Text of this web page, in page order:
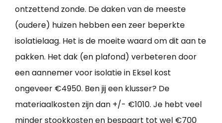
ontzettend zonde. De daken van de meeste
(oudere) huizen hebben een zeer beperkte
isolatielaag. Het is de moeite waard om dit aan te
pakken. Het dak (en plafond) verbeteren door
een aannemer voor isolatie in Eksel kost
ongeveer €4950. Ben jij een klusser? De
materiaalkosten zijn dan +/- €1010. Je hebt veel
minder stookkosten en bespaart tot wel €700